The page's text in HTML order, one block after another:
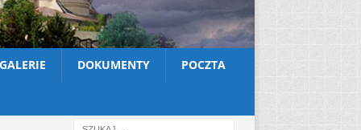
GALERIE DOKUMENTY POCZTA